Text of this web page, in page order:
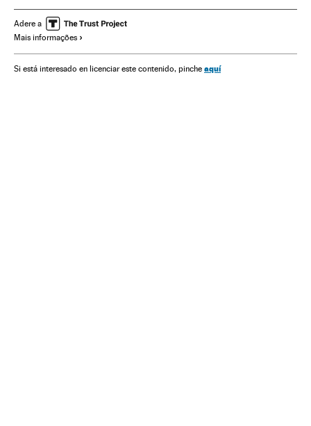
Mundial futebol feminino
Futebol feminino
Brasil Futebol Campeonato mundial América do Sul
Adere a
Mais informações
Si está interesado en licenciar este contenido, pinche aquí